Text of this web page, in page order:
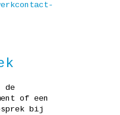
de
of een
bij